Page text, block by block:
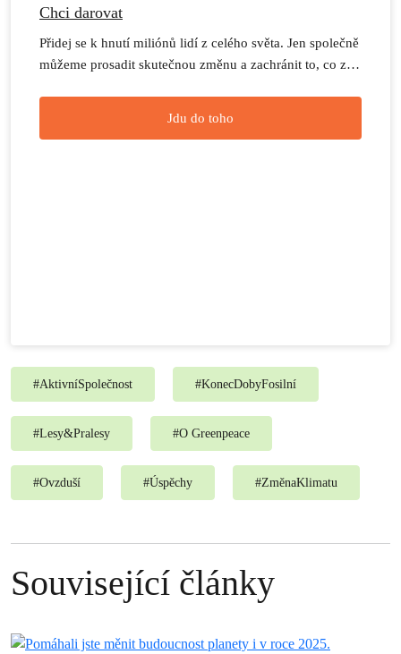
Chci darovat
Přidej se k hnutí miliónů lidí z celého světa. Jen společně
můžeme prosadit skutečnou změnu a zachránit to, co z
Jdu do toho
#AktivníSpolečnost #KonecDobyFosilní
#Lesy&Pralesy #O Greenpeace
#Ovzduší #Úspěchy #ZměnaKlimatu
Související články